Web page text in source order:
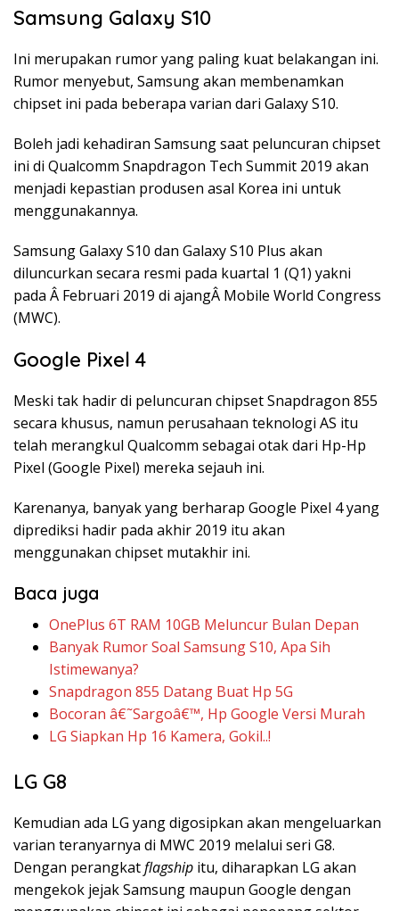
Samsung Galaxy S10
Ini merupakan rumor yang paling kuat belakangan ini.
Rumor menyebut, Samsung akan membenamkan
chipset ini pada beberapa varian dari Galaxy S10.
Boleh jadi kehadiran Samsung saat peluncuran chipset
ini di Qualcomm Snapdragon Tech Summit 2019 akan
menjadi kepastian produsen asal Korea ini untuk
menggunakannya.
Samsung Galaxy S10 dan Galaxy S10 Plus akan
diluncurkan secara resmi pada kuartal 1 (Q1) yakni
pada Â Februari 2019 di ajangÂ Mobile World Congress
(MWC).
Google Pixel 4
Meski tak hadir di peluncuran chipset Snapdragon 855
secara khusus, namun perusahaan teknologi AS itu
telah merangkul Qualcomm sebagai otak dari Hp-Hp
Pixel (Google Pixel) mereka sejauh ini.
Karenanya, banyak yang berharap Google Pixel 4 yang
diprediksi hadir pada akhir 2019 itu akan
menggunakan chipset mutakhir ini.
Baca juga
OnePlus 6T RAM 10GB Meluncur Bulan Depan
Banyak Rumor Soal Samsung S10, Apa Sih
Istimewanya?
Snapdragon 855 Datang Buat Hp 5G
Bocoran â€˜Sargoâ€™, Hp Google Versi Murah
LG Siapkan Hp 16 Kamera, Gokil..!
LG G8
Kemudian ada LG yang digosipkan akan mengeluarkan
varian teranyarnya di MWC 2019 melalui seri G8.
Dengan perangkatflagship itu, diharapkan LG akan
mengekok jejak Samsung maupun Google dengan